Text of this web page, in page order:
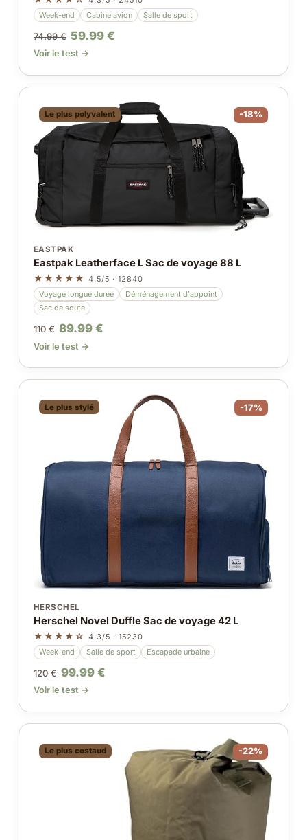
Week-end
Cabine avion Salle de sport
74.99 € 59.99 €
Voir le test →
Le plus polyvalent -18%
EASTPAK
Eastpak Leatherface L Sac de voyage 88 L
★★★★★ 4.5/5 · 12840
Voyage longue durée
Déménagement d'appoint
Sac de soute
110 € 89.99 €
Voir le test →
Le plus stylé -17%
HERSCHEL
Herschel Novel Duffle Sac de voyage 42 L
★★★★☆ 4.3/5 · 15230
Week-end
Salle de sport Escapade urbaine
120 € 99.99 €
Voir le test →
Le plus costaud -22%